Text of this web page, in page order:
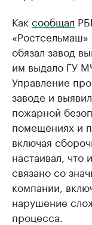
Как сообщал
обязал завод
им выдало ГУ
Управление
заводе и
пожарной
помещениях и
включая
настаивал,
связано со
компании,
нарушение
процесса.